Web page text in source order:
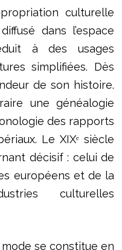
culturelle
dans l’espace
à des usages
simplifiées. Dès
de son histoire.
une généalogie
des rapports
Le XIXᵉ siècle
décisif : celui de
européens et de la
culturelles
mode se constitue en